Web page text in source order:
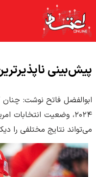
پیش‌بینی
۲۰۲۴، وضعیت انتخابات
می‌تواند نتایج مختلفی را